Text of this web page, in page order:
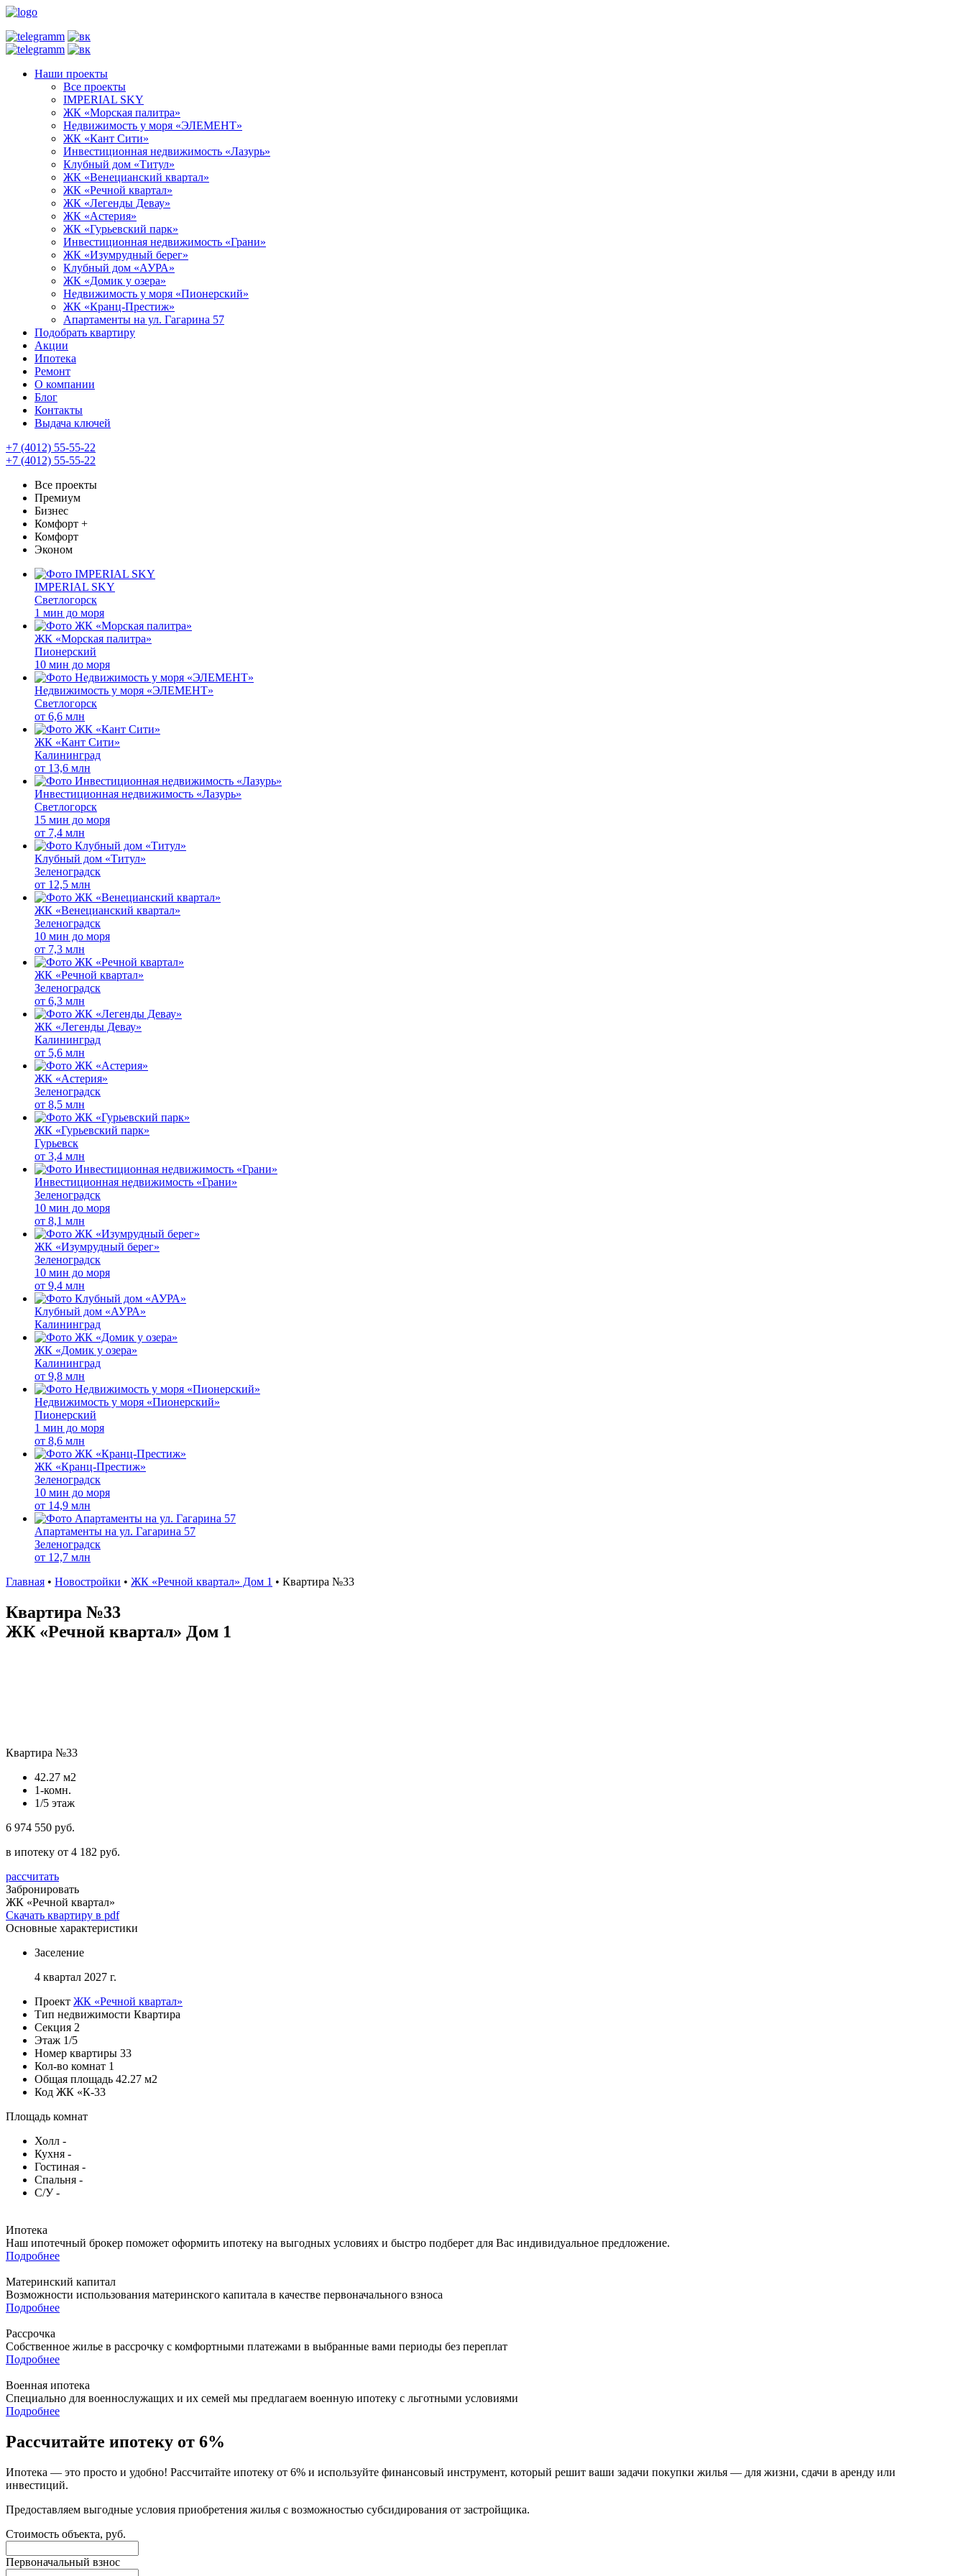
Наши проекты
Все проекты
IMPERIAL SKY
ЖК «Морская палитра»
Недвижимость у моря «ЭЛЕМЕНТ»
ЖК «Кант Сити»
Инвестиционная недвижимость «Лазурь»
Клубный дом «Титул»
ЖК «Венецианский квартал»
ЖК «Речной квартал»
ЖК «Легенды Девау»
ЖК «Астерия»
ЖК «Гурьевский парк»
Инвестиционная недвижимость «Грани»
ЖК «Изумрудный берег»
Клубный дом «АУРА»
ЖК «Домик у озера»
Недвижимость у моря «Пионерский»
ЖК «Кранц-Престиж»
Апартаменты на ул. Гагарина 57
Подобрать квартиру
Акции
Ипотека
Ремонт
О компании
Блог
Контакты
Выдача ключей
+7 (4012) 55-55-22
+7 (4012) 55-55-22
Все проекты
Премиум
Бизнес
Комфорт +
Комфорт
Эконом
IMPERIAL SKY
Светлогорск
1 мин до моря
ЖК «Морская палитра»
Пионерский
10 мин до моря
Недвижимость у моря «ЭЛЕМЕНТ»
Светлогорск
от 6,6 млн
ЖК «Кант Сити»
Калининград
от 13,6 млн
Инвестиционная недвижимость «Лазурь»
Светлогорск
15 мин до моря
от 7,4 млн
Клубный дом «Титул»
Зеленоградск
от 12,5 млн
ЖК «Венецианский квартал»
Зеленоградск
10 мин до моря
от 7,3 млн
ЖК «Речной квартал»
Зеленоградск
от 6,3 млн
ЖК «Легенды Девау»
Калининград
от 5,6 млн
ЖК «Астерия»
Зеленоградск
от 8,5 млн
ЖК «Гурьевский парк»
Гурьевск
от 3,4 млн
Инвестиционная недвижимость «Грани»
Зеленоградск
10 мин до моря
от 8,1 млн
ЖК «Изумрудный берег»
Зеленоградск
10 мин до моря
от 9,4 млн
Клубный дом «АУРА»
Калининград
ЖК «Домик у озера»
Калининград
от 9,8 млн
Недвижимость у моря «Пионерский»
Пионерский
1 мин до моря
от 8,6 млн
ЖК «Кранц-Престиж»
Зеленоградск
10 мин до моря
от 14,9 млн
Апартаменты на ул. Гагарина 57
Зеленоградск
от 12,7 млн
Главная • Новостройки • ЖК «Речной квартал» Дом 1 • Квартира №33
Квартира №33
ЖК «Речной квартал» Дом 1
Квартира №33
42.27 м2
1-комн.
1/5 этаж
6 974 550 руб.
в ипотеку от 4 182 руб.
рассчитать
Забронировать
ЖК «Речной квартал»
Скачать квартиру в pdf
Основные характеристики
Заселение
4 квартал 2027 г.
Проект ЖК «Речной квартал»
Тип недвижимости Квартира
Секция 2
Этаж 1/5
Номер квартиры 33
Кол-во комнат 1
Общая площадь 42.27 м2
Код ЖК «К-33
Площадь комнат
Холл -
Кухня -
Гостиная -
Спальня -
С/У -
Ипотека
Наш ипотечный брокер поможет оформить ипотеку на выгодных условиях и быстро подберет для Вас индивидуальное предложение.
Подробнее
Материнский капитал
Возможности использования материнского капитала в качестве первоначального взноса
Подробнее
Рассрочка
Собственное жилье в рассрочку с комфортными платежами в выбранные вами периоды без переплат
Подробнее
Военная ипотека
Специально для военнослужащих и их семей мы предлагаем военную ипотеку с льготными условиями
Подробнее
Рассчитайте ипотеку от 6%
Ипотека — это просто и удобно! Рассчитайте ипотеку от 6% и используйте финансовый инструмент, который решит ваши задачи покупки жилья — для жизни, сдачи в аренду или
инвестиций.
Предоставляем выгодные условия приобретения жилья с возможностью субсидирования от застройщика.
Стоимость объекта, руб.
Первоначальный взнос